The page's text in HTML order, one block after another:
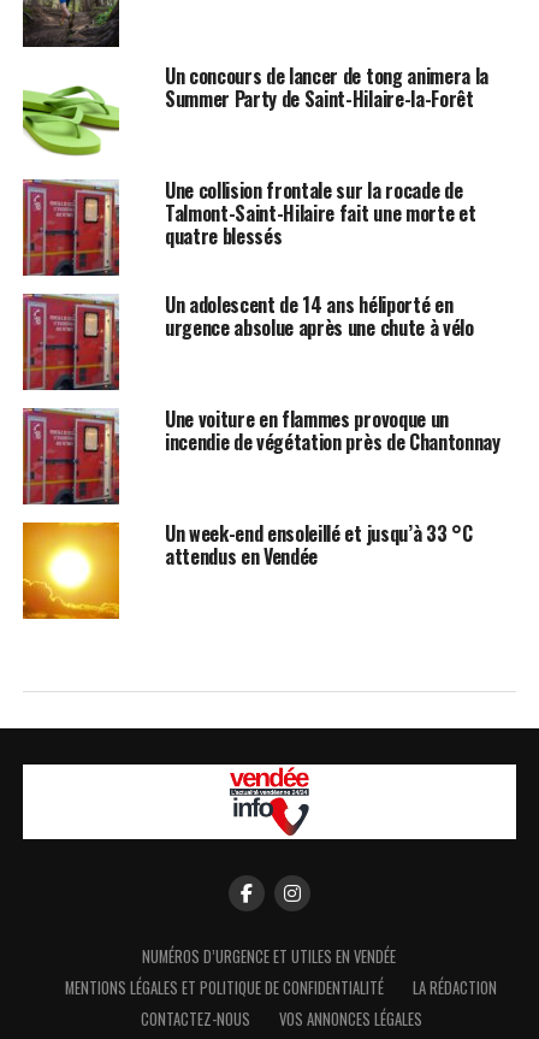
Un concours de lancer de tong animera la
Summer Party de Saint-Hilaire-la-Forêt
Une collision frontale sur la rocade de
Talmont-Saint-Hilaire fait une morte et
quatre blessés
Un adolescent de 14 ans héliporté en
urgence absolue après une chute à vélo
Une voiture en flammes provoque un
incendie de végétation près de Chantonnay
Un week-end ensoleillé et jusqu’à 33 °C
attendus en Vendée
NUMÉROS D’URGENCE ET UTILES EN VENDÉE
MENTIONS LÉGALES ET POLITIQUE DE CONFIDENTIALITÉ
LA RÉDACTION
CONTACTEZ-NOUS
VOS ANNONCES LÉGALES